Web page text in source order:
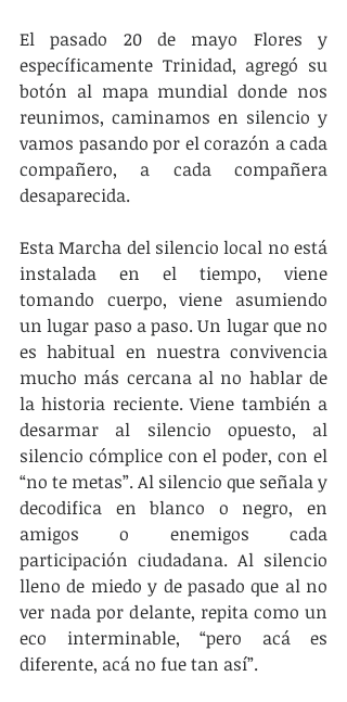
El pasado 20 de mayo Flores y
específicamente Trinidad, agregó su
botón al mapa mundial donde nos
reunimos, caminamos en silencio y
vamos pasando por el corazón a cada
compañero, a cada compañera
desaparecida.
Esta Marcha del silencio local no está
instalada en el tiempo, viene
tomando cuerpo, viene asumiendo
un lugar paso a paso. Un lugar que no
es habitual en nuestra convivencia
mucho más cercana al no hablar de
la historia reciente. Viene también a
desarmar al silencio opuesto, al
silencio cómplice con el poder, con el
“no te metas”. Al silencio que señala y
decodifica en blanco o negro, en
amigos o enemigos cada
participación ciudadana. Al silencio
lleno de miedo y de pasado que al no
ver nada por delante, repita como un
eco interminable, “pero acá es
diferente, acá no fue tan así”.